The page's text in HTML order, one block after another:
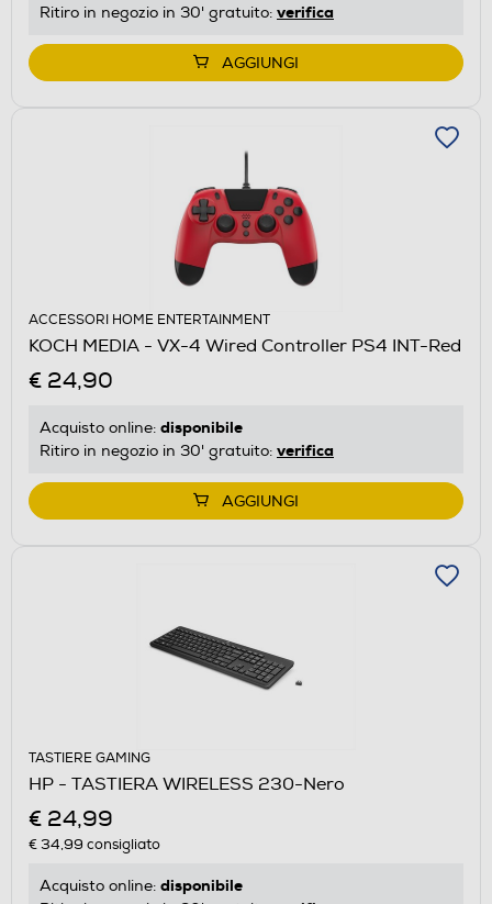
Ritiro in negozio in 30' gratuito: verifica
AGGIUNGI
ACCESSORI HOME ENTERTAINMENT
KOCH MEDIA - VX-4 Wired Controller PS4 INT-Red
€ 24,90
Acquisto online: disponibile
Ritiro in negozio in 30' gratuito: verifica
AGGIUNGI
TASTIERE GAMING
HP - TASTIERA WIRELESS 230-Nero
€ 24,99
€ 34,99 consigliato
Acquisto online: disponibile